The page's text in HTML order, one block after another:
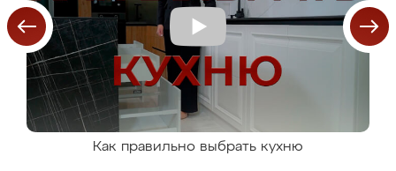
Как правильно выбрать кухню